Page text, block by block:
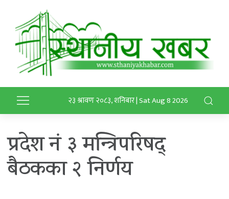
२३ श्रावण २०८३, शनिबार | Sat Aug 8 2026
प्रदेश नं ३ मन्त्रिपरिषद्
बैठकका २ निर्णय